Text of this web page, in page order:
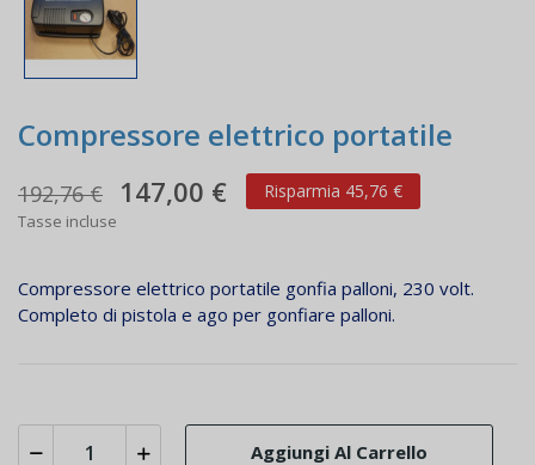
Compressore elettrico portatile
192,76 € 147,00 € Risparmia 45,76 €
Tasse incluse
Compressore elettrico portatile gonfia palloni, 230 volt.
Completo di pistola e ago per gonfiare palloni.
Aggiungi Al Carrello